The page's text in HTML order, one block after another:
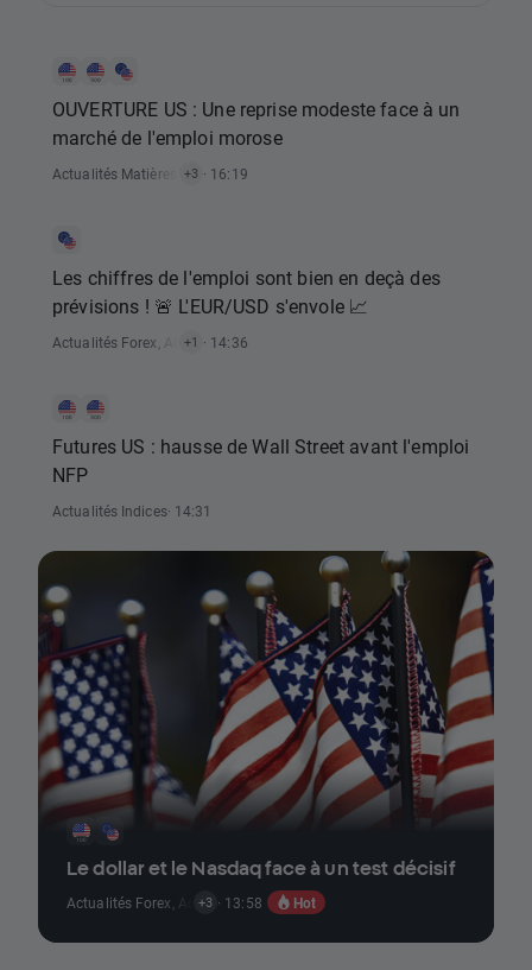
OUVERTURE US : Une reprise modeste face à un
marché de l'emploi morose
Actualités Matières Premières,
+3 · 16:19
Les chiffres de l'emploi sont bien en deçà des
prévisions ! 🚨 L'EUR/USD s'envole 📈
Actualités Forex Actualités Rapports Économiques
+1 · 14:36
Futures US : hausse de Wall Street avant l'emploi
NFP
Actualités Indices· 14:31
Le dollar et le Nasdaq face à un test décisif
Actualités Forex Actualités Indices ,Actualités Rapports Économiques
+3 · 13:58 Hot